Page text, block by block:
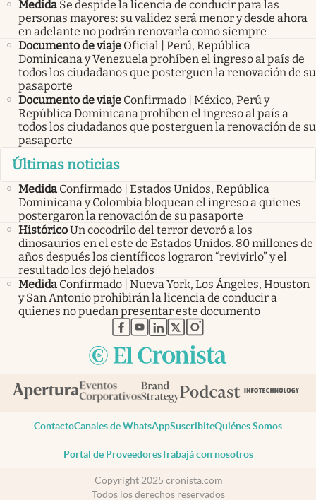
Medida Se despide la licencia de conducir para las
personas mayores: su validez será menor y desde ahora
en adelante no podrán renovarla como siempre
Documento de viaje Oficial | Perú, República
Dominicana y Venezuela prohíben el ingreso al país de
todos los ciudadanos que posterguen la renovación de su
pasaporte
Documento de viaje Confirmado | México, Perú y
República Dominicana prohíben el ingreso al país a
todos los ciudadanos que posterguen la renovación de su
pasaporte
Últimas noticias
Medida Confirmado | Estados Unidos, República
Dominicana y Colombia bloquean el ingreso a quienes
postergaron la renovación de su pasaporte
HistóricoUn cocodrilo del terror devoró a los
dinosaurios en el este de Estados Unidos. 80 millones de
años después los científicos lograron “revivirlo” y el
resultado los dejó helados
Medida Confirmado | Nueva York, Los Ángeles, Houston
y San Antonio prohibirán la licencia de conducir a
quienes no puedan presentar este documento
abre en nueva pestaña
abre en nueva pestaña
abre en nueva pestaña
abre en nueva pestaña
abre en nueva pestaña
ContactoCanales de WhatsAppSuscribiteQuiénes Somos
Portal de ProveedoresTrabajá con nosotros
Copyright 2025 cronista.com
Todos los derechos reservados